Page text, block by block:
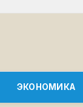
ЭКОНОМИКА